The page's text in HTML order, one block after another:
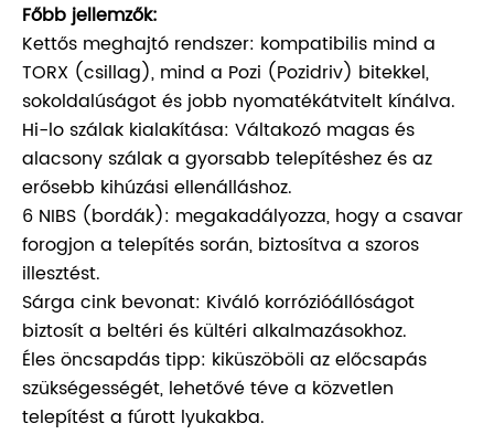
Főbb jellemzők:
Kettős meghajtó rendszer: kompatibilis mind a
TORX (csillag), mind a Pozi (Pozidriv) bitekkel,
sokoldalúságot és jobb nyomatékátvitelt kínálva.
Hi-lo szálak kialakítása: Váltakozó magas és
alacsony szálak a gyorsabb telepítéshez és az
erősebb kihúzási ellenálláshoz.
6 NIBS (bordák): megakadályozza, hogy a csavar
forogjon a telepítés során, biztosítva a szoros
illesztést.
Sárga cink bevonat: Kiváló korrózióállóságot
biztosít a beltéri és kültéri alkalmazásokhoz.
Éles öncsapdás tipp: kiküszöböli az előcsapás
szükségességét, lehetővé téve a közvetlen
telepítést a fúrott lyukakba.